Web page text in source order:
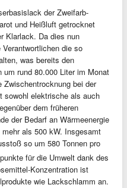
der Zweifarb-
und Heißluft getrocknet
Klarlack. Da dies nun
die so
was bereits den
um rund 80.000 Liter im Monat
Zwischentrocknung bei der
sowohl elektrische als auch
dem früheren
der Bedarf an Wärmeenergie
als 500 kW. Insgesamt
so um 580 Tonnen pro
für die Umwelt dank des
Konzentration ist
wie Lackschlamm an.